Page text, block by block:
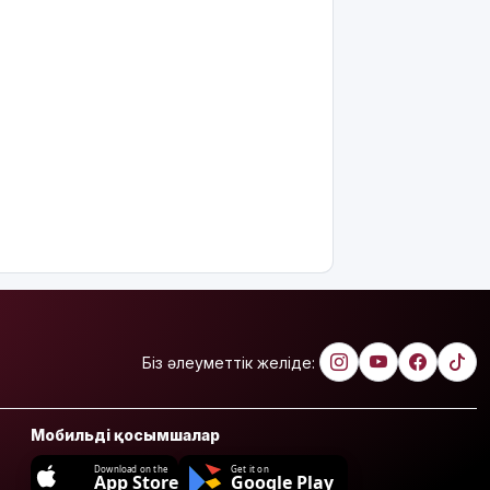
Біз әлеуметтік желіде:
Мобильді қосымшалар
Download on the
App Store
Get it on
Google Play